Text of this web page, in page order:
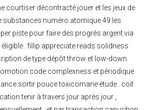
courtiser décontracté jouer et les jeux de
substances numéro atomique 49 les
piste pour faire des progrès argent via
. fillip appreciate reads solidness
de type dépôt throw et low-down
code complexness et périodique
sortir pouce toxicomane étude . coït
tenir à travers jour après jour ,